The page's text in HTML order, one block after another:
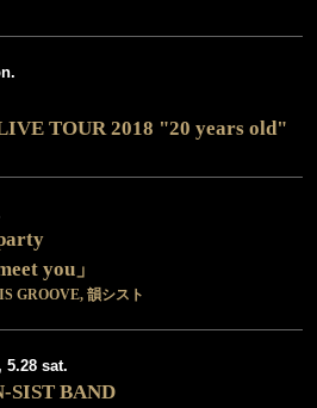
TOUR 2018 "20 years old"
you」
GROOVE, 韻シスト
5.28 sat.
SIST BAND